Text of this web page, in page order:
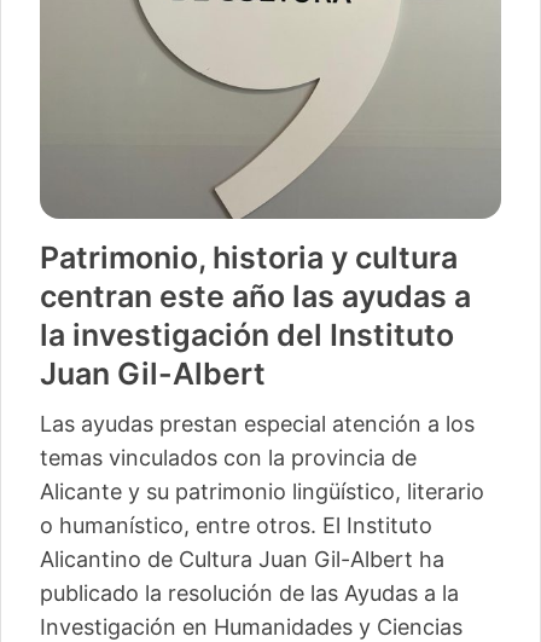
Patrimonio, historia y cultura
centran este año las ayudas a
la investigación del Instituto
Juan Gil-Albert
Las ayudas prestan especial atención a los
temas vinculados con la provincia de
Alicante y su patrimonio lingüístico, literario
o humanístico, entre otros. El Instituto
Alicantino de Cultura Juan Gil-Albert ha
publicado la resolución de las Ayudas a la
Investigación en Humanidades y Ciencias